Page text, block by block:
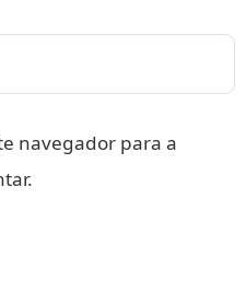
navegador para a